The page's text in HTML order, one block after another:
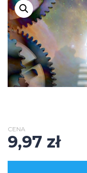
CENA
9,97 zł